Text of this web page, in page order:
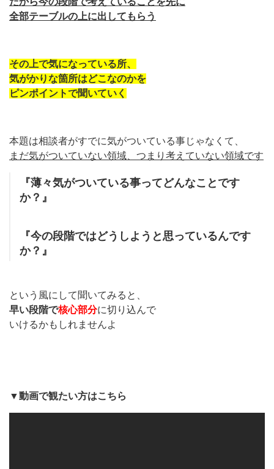
全部テーブルの上に出してもらう
その上で気になっている所、
気がかりな箇所はどこなのかを
ピンポイントで聞いていく
本題は相談者がすでに気がついている事じゃなくて、
まだ気がついていない領域、つまり考えていない領域です
『薄々気がついている事ってどんなことです
か？』
『今の段階ではどうしようと思っているんです
か？』
という風にして聞いてみると、
早い段階で核心部分に切り込んで
いけるかもしれませんよ
▼動画で観たい方はこちら